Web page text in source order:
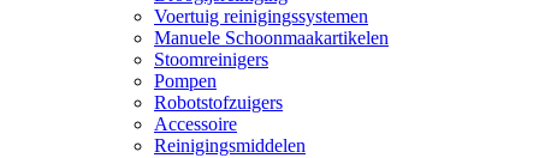
Voertuig reinigingssystemen
Manuele Schoonmaakartikelen
Stoomreinigers
Pompen
Robotstofzuigers
Accessoire
Reinigingsmiddelen